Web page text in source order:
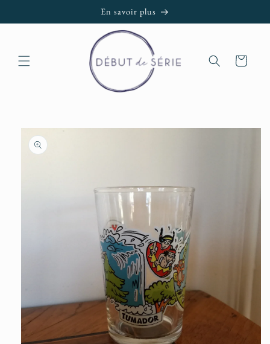
En savoir plus
Panier
Passer aux
informations
produits